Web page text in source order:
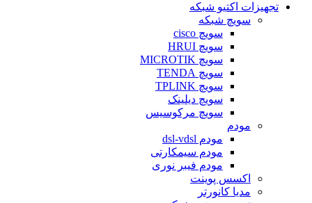
تجهیزات اکتیو شبکه
سویچ شبکه
سویچ cisco
سویچ HRUI
سویچ MICROTIK
سویچ TENDA
سویچ TPLINK
سویچ دیلینک
سویچ مرکوسیس
مودم
مودم dsl-vdsl
مودم سیمکارتی
مودم فیبر نوری
اکسس پوینت
مدیا کانورتر